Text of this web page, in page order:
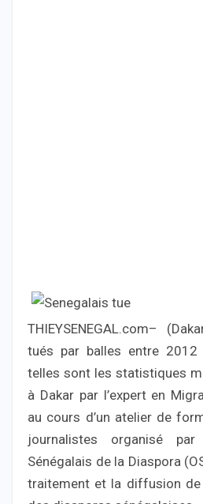
THIEYSENEGAL.com–
tués par balles entre
telles sont les statistiques
à Dakar par l’expert en
au cours d’un atelier de
journalistes organisé par
Sénégalais de la Diaspora
traitement et la diffusion de